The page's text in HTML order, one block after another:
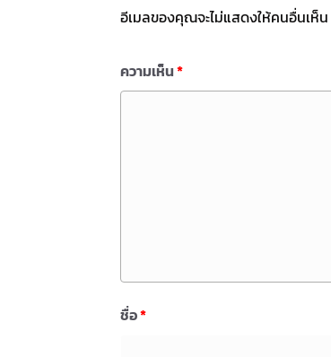
อีเมลของคุณจะไม่แสดงให้คนอื่นเห็น
ความเห็น*
ชื่อ*